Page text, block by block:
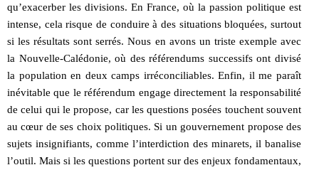
qu’exacerber les divisions. En France, où la passion politique est
intense, cela risque de conduire à des situations bloquées, surtout
si les résultats sont serrés. Nous en avons un triste exemple avec
la Nouvelle-Calédonie, où des référendums successifs ont divisé
la population en deux camps irréconciliables. Enfin, il me paraît
inévitable que le référendum engage directement la responsabilité
de celui qui le propose, car les questions posées touchent souvent
au cœur de ses choix politiques. Si un gouvernement propose des
sujets insignifiants, comme l’interdiction des minarets, il banalise
l’outil. Mais si les questions portent sur des enjeux fondamentaux,